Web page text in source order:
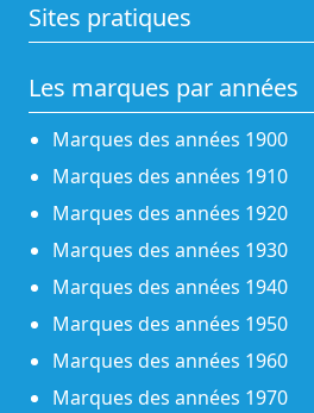
Sites pratiques
Les marques par années
Marques des années 1900
Marques des années 1910
Marques des années 1920
Marques des années 1930
Marques des années 1940
Marques des années 1950
Marques des années 1960
Marques des années 1970